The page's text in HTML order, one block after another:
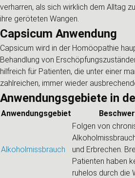
verharren, als sich wirklich dem Alltag
ihre geröteten Wangen.
Capsicum Anwendung
Capsicum wird in der Homöopathie
Behandlung von
hilfreich für Patienten, die unter einer
zahlreichen, immer wieder
Anwendungsgebiete in
Anwendungsgebiet
Alkoholmissbrauch
Folgen von
und Erbrechen.
Patienten haben
ruhelos durch die